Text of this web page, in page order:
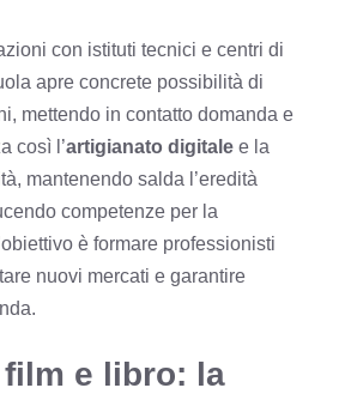
con istituti tecnici e centri di
apre concrete possibilità di
mettendo in contatto domanda e
così l’artigianato digitale e la
mantenendo salda l’eredità
competenze per la
è formare professionisti
nuovi mercati e garantire
e libro: la